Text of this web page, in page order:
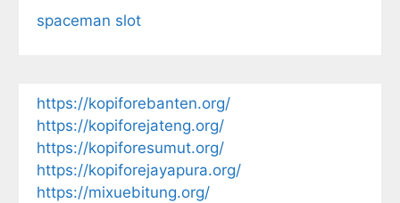
spaceman slot
https://kopiforebanten.org/
https://kopiforejateng.org/
https://kopiforesumut.org/
https://kopiforejayapura.org/
https://mixuebitung.org/